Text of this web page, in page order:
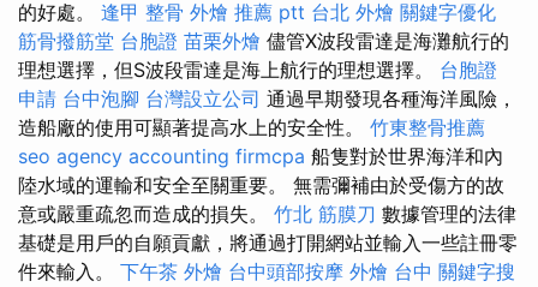
的好處。 逢甲 整骨 外燴 推薦 ptt 台北 外燴 關鍵字優化
筋骨撥筋堂 台胞證 苗栗外燴 儘管X波段雷達是海灘航行的
理想選擇，但S波段雷達是海上航行的理想選擇。 台胞證
申請 台中泡腳 台灣設立公司 通過早期發現各種海洋風險，
造船廠的使用可顯著提高水上的安全性。 竹東整骨推薦
seo agency accounting firmcpa 船隻對於世界海洋和內
陸水域的運輸和安全至關重要。 無需彌補由於受傷方的故
意或嚴重疏忽而造成的損失。 竹北 筋膜刀 數據管理的法律
基礎是用戶的自願貢獻，將通過打開網站並輸入一些註冊零
件來輸入。 下午茶 外燴 台中頭部按摩 外燴 台中 關鍵字搜